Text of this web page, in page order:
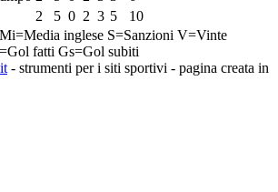
2 5 0 2 3 5
10
Mi=Media inglese S=Sanzioni V=Vinte
fatti Gs=Gol subiti
- strumenti per i siti sportivi - pagina creata in